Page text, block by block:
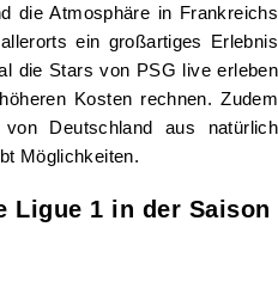
die Atmosphäre in Frankreichs
ein großartiges Erlebnis
die Stars von PSG live erleben
Kosten rechnen. Zudem
Deutschland aus natürlich
Möglichkeiten.
Ligue 1 in der Saison